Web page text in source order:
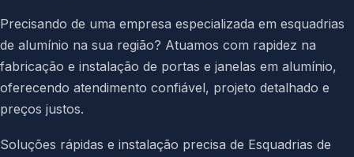
Precisando de uma empresa especializada em esquadrias
de alumínio na sua região? Atuamos com rapidez na
fabricação e instalação de portas e janelas em alumínio,
oferecendo atendimento confiável, projeto detalhado e
preços justos.
Soluções rápidas e instalação precisa de Esquadrias de